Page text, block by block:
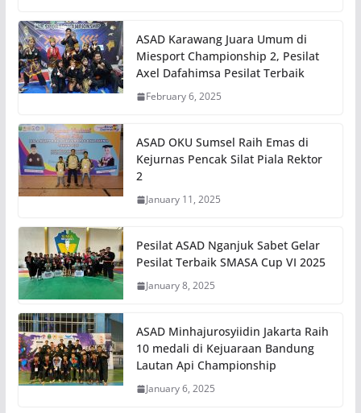
ASAD Karawang Juara Umum di
Miesport Championship 2, Pesilat
Axel Dafahimsa Pesilat Terbaik
February 6, 2025
ASAD OKU Sumsel Raih Emas di
Kejurnas Pencak Silat Piala Rektor
2
January 11, 2025
Pesilat ASAD Nganjuk Sabet Gelar
Pesilat Terbaik SMASA Cup VI 2025
January 8, 2025
ASAD Minhajurosyiidin Jakarta Raih
10 medali di Kejuaraan Bandung
Lautan Api Championship
January 6, 2025